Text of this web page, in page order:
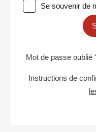
Se souvenir de
Mot de passe oublié
Instructions de